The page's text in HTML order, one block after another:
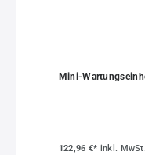
Mini-
122,96 €* inkl. MwSt.